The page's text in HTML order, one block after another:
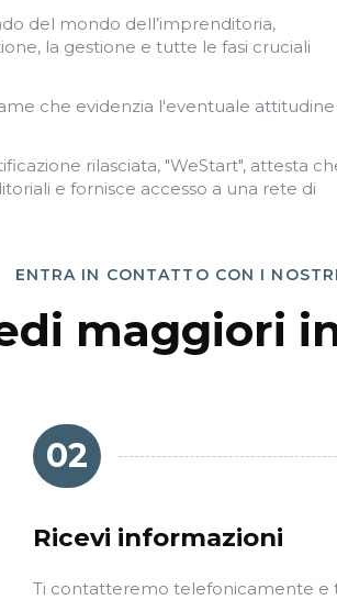
del mondo dell’imprenditoria,
la gestione e tutte le fasi cruciali
che evidenzia l'eventuale attitudine
rilasciata, "WeStart", attesta
e fornisce accesso a una rete di
ENTRA IN CONTATTO CON I
maggiori
02
Ricevi informazioni
Ti contatteremo telefonicamente e